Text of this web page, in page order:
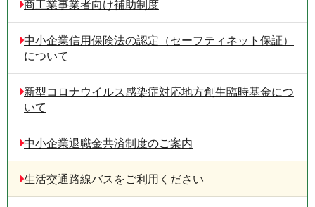
商工業事業者向け補助制度
中小企業信用保険法の認定（セーフティネット保証）
について
新型コロナウイルス感染症対応地方創生臨時基金につ
いて
中小企業退職金共済制度のご案内
生活交通路線バスをご利用ください